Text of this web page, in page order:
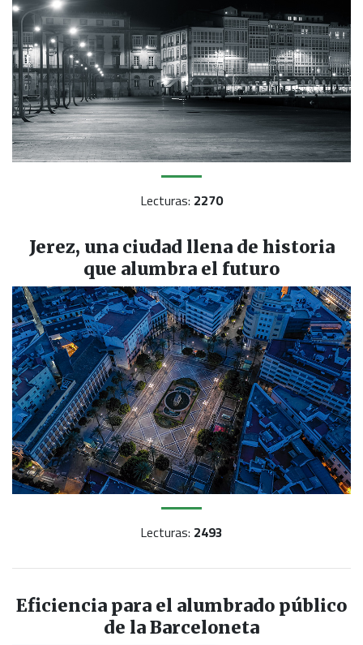
Lecturas: 2270
Jerez, una ciudad llena de historia
que alumbra el futuro
Lecturas: 2493
Eficiencia para el alumbrado público
de la Barceloneta